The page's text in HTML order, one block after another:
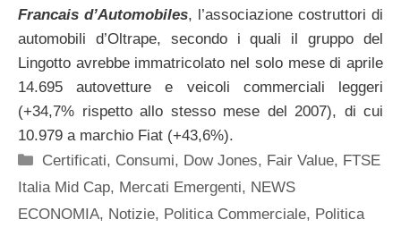
Francais d’Automobiles, l’associazione costruttori di
automobili d’Oltrape, secondo i quali il gruppo del
Lingotto avrebbe immatricolato nel solo mese di aprile
14.695 autovetture e veicoli commerciali leggeri
(+34,7% rispetto allo stesso mese del 2007), di cui
10.979 a marchio Fiat (+43,6%).
Categorie
Certificati, Consumi, Dow Jones, Fair Value, FTSE
Italia Mid Cap, Mercati Emergenti, NEWS
ECONOMIA, Notizie, Politica Commerciale, Politica